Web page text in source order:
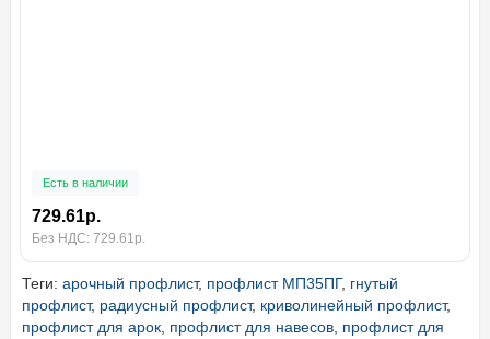
Есть в наличии
729.61р.
Без НДС: 729.61р.
Теги: арочный профлист, профлист МП35ПГ, гнутый
профлист, радиусный профлист, криволинейный профлист,
профлист для арок, профлист для навесов, профлист для